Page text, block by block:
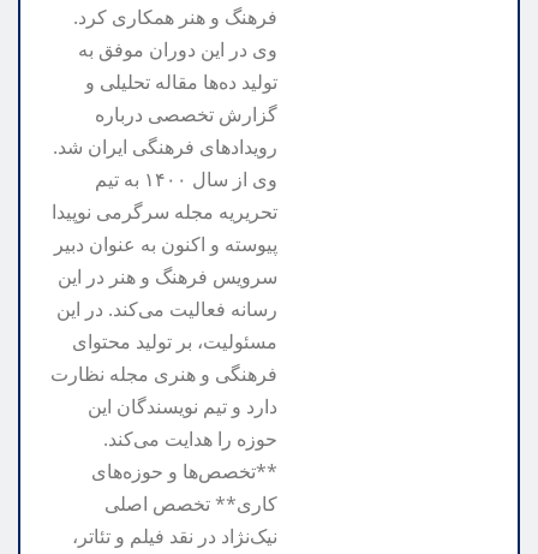
فرهنگ و هنر همکاری کرد.
وی در این دوران موفق به
تولید ده‌ها مقاله تحلیلی و
گزارش تخصصی درباره
رویدادهای فرهنگی ایران شد.
وی از سال ۱۴۰۰ به تیم
تحریریه مجله سرگرمی نوپیدا
پیوسته و اکنون به عنوان دبیر
سرویس فرهنگ و هنر در این
رسانه فعالیت می‌کند. در این
مسئولیت، بر تولید محتوای
فرهنگی و هنری مجله نظارت
دارد و تیم نویسندگان این
حوزه را هدایت می‌کند.
**تخصص‌ها و حوزه‌های
کاری** تخصص اصلی
نیک‌نژاد در نقد فیلم و تئاتر،